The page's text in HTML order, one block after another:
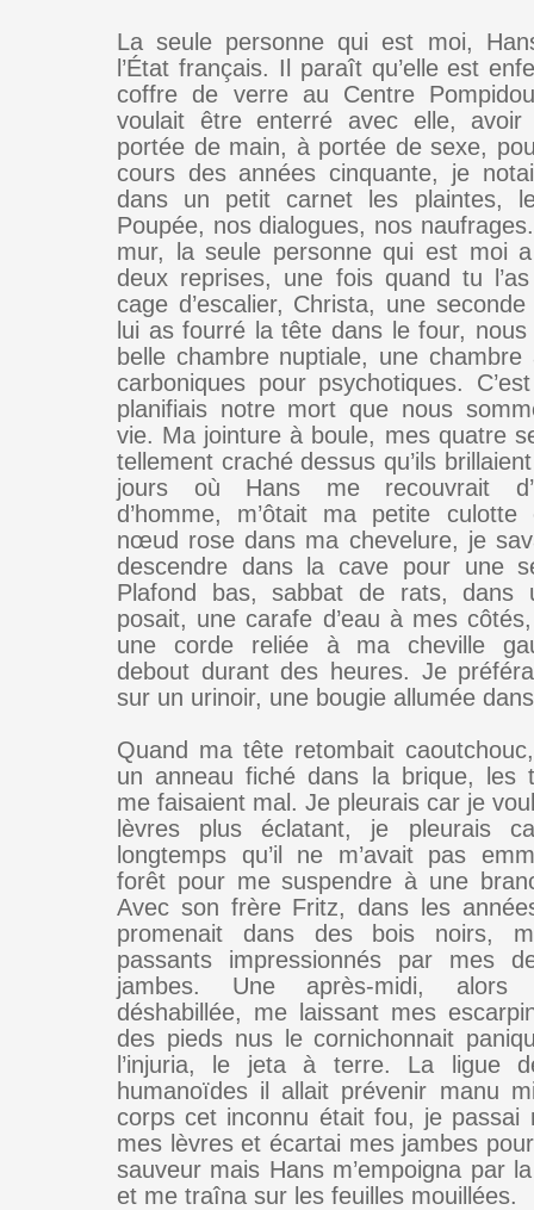
La seule personne qui est moi,
l’État français. Il paraît qu’elle est
coffre de verre au Centre
voulait être enterré avec elle,
portée de main, à portée de sexe,
cours des années cinquante, je
dans un petit carnet les plaintes,
Poupée, nos dialogues, nos
mur, la seule personne qui est moi
deux reprises, une fois quand tu
cage d’escalier, Christa, une
lui as fourré la tête dans le four,
belle chambre nuptiale, une
carboniques pour psychotiques.
planifiais notre mort que nous
vie. Ma jointure à boule, mes quatre
tellement craché dessus qu’ils
jours où Hans me recouvrait
d’homme, m’ôtait ma petite
nœud rose dans ma chevelure, je
descendre dans la cave pour une
Plafond bas, sabbat de rats, dans
posait, une carafe d’eau à mes
une corde reliée à ma cheville
debout durant des heures. Je
sur un urinoir, une bougie allumée
Quand ma tête retombait
un anneau fiché dans la brique, les
me faisaient mal. Je pleurais car je
lèvres plus éclatant, je pleurais
longtemps qu’il ne m’avait pas
forêt pour me suspendre à une
Avec son frère Fritz, dans les
promenait dans des bois noirs,
passants impressionnés par mes
jambes. Une après-midi, alors
déshabillée, me laissant mes
des pieds nus le cornichonnait
l’injuria, le jeta à terre. La ligue
humanoïdes il allait prévenir manu
corps cet inconnu était fou, je passai
mes lèvres et écartai mes jambes
sauveur mais Hans m’empoigna par
et me traîna sur les feuilles mouillées.